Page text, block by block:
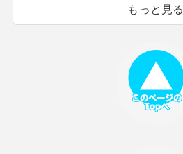
もっと見る